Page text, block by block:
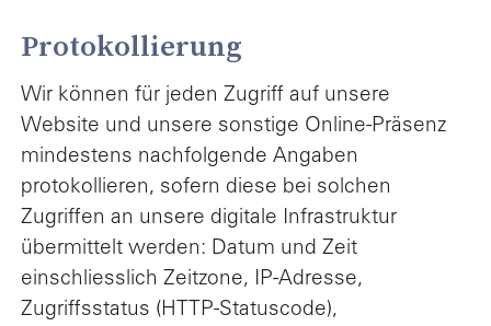
Protokollierung
Wir können für jeden Zugriff auf unsere
Website und unsere sonstige Online-Präsenz
mindestens nachfolgende Angaben
protokollieren, sofern diese bei solchen
Zugriffen an unsere digitale Infrastruktur
übermittelt werden: Datum und Zeit
einschliesslich Zeitzone, IP-Adresse,
Zugriffsstatus (HTTP-Statuscode),